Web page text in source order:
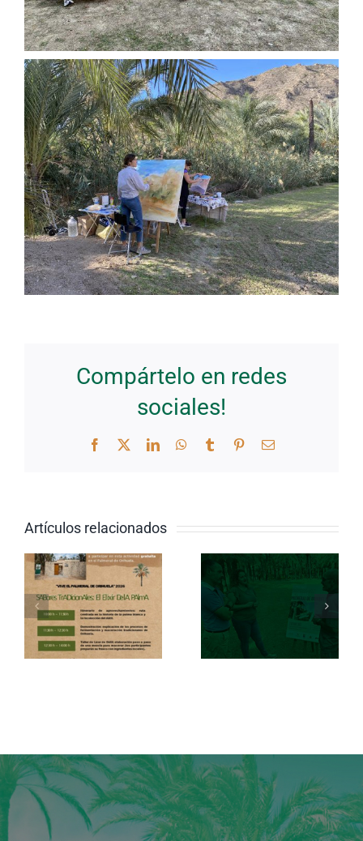
Compártelo en redes
sociales!
Facebook
TwitterLinkedInWhatsApp
Tumblr PinterestCorreo
Artículos relacionados
celebrará
el II
Concurso
Internacional
de Pintura
Orihuela
de
Orihuela
vibra en la
del Día
Ambiente